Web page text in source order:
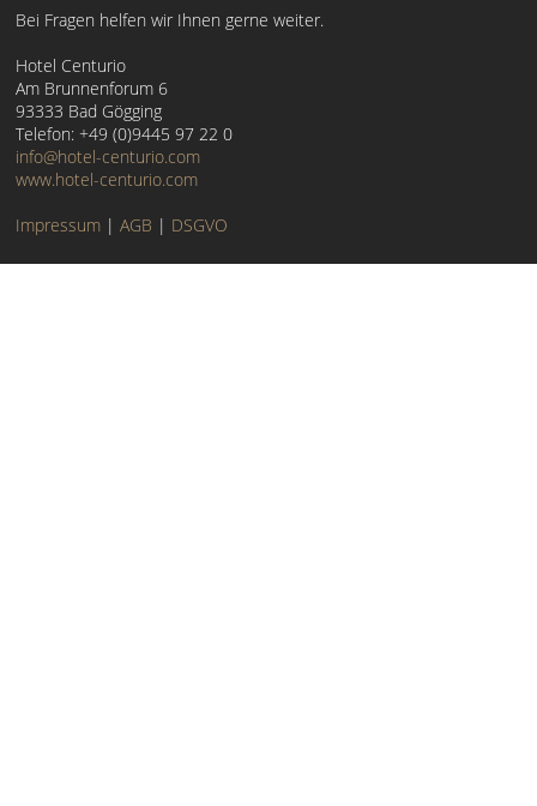
Bei Fragen helfen wir Ihnen gerne weiter.
Hotel Centurio
Am Brunnenforum 6
93333 Bad Gögging
Telefon: +49 (0)9445 97 22 0
info@hotel-centurio.com
www.hotel-centurio.com
Impressum | AGB | DSGVO